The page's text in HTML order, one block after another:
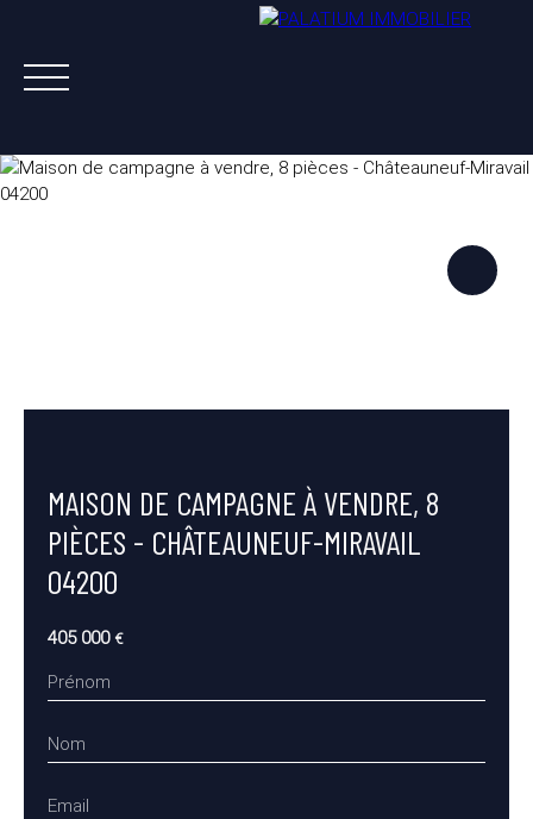
MAISON DE CAMPAGNE À VENDRE, 8
PIÈCES - CHÂTEAUNEUF-MIRAVAIL
04200
405 000 €
Prénom
Nom
Email